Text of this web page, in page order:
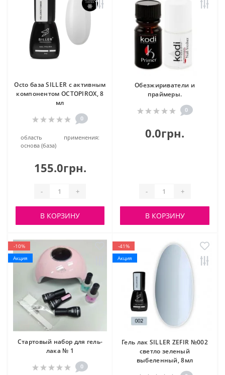
Octo база SILLER с активным
компонентом OCTOPIROX, 8
мл
0
область применения:
основа (база)
155.0грн.
- +
В КОРЗИНУ
Обезжириватели и
праймеры.
0
0.0грн.
- +
В КОРЗИНУ
-10%
Акция
Стартовый набор для гель-
лака № 1
0
-41%
Акция
Гель лак SILLER ZEFIR №002
светло зеленый
выбеленный, 8мл